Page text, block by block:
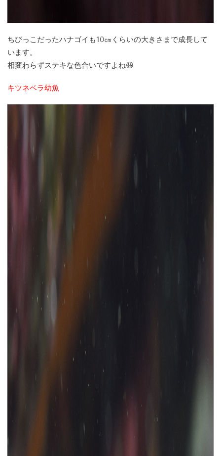
ちびっこだったハナゴイも10㎝くらいの大きさまで成長して
います。
相変わらずステキな色合いですよね😆
キツネベラ幼魚